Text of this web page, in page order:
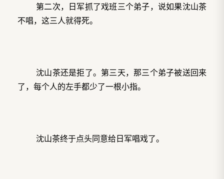
第二次，日军抓了戏班三个弟子，说如果沈山茶
不唱，这三人就得死。
沈山茶还是拒了。第三天，那三个弟子被送回来
了，每个人的左手都少了一根小指。
沈山茶终于点头同意给日军唱戏了。